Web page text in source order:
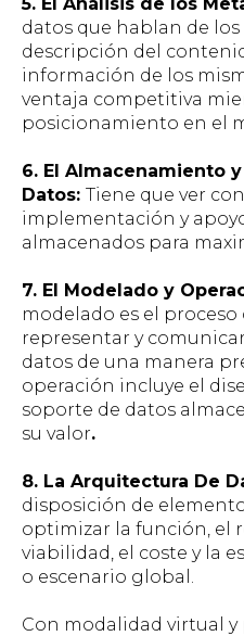
datos que hablan de los
descripción del
información de los
ventaja competitiva
posicionamiento en el
6. El Almacenamiento
Datos: Tiene que ver
implementación y
almacenados para
7. El Modelado y
modelado es el proceso
representar y
datos de una manera
operación incluye el
soporte de datos
su valor.
8. La Arquitectura De
disposición de
optimizar la función, el
viabilidad, el coste y la
o escenario global.
Con modalidad virtual y